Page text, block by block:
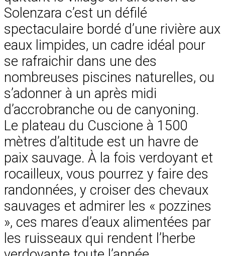
Solenzara c’est un défilé
spectaculaire bordé d’une rivière aux
eaux limpides, un cadre idéal pour
se rafraichir dans une des
nombreuses piscines naturelles, ou
s’adonner à un après midi
d’accrobranche ou de canyoning.
Le plateau du Cuscione à 1500
mètres d’altitude est un havre de
paix sauvage. À la fois verdoyant et
rocailleux, vous pourrez y faire des
randonnées, y croiser des chevaux
sauvages et admirer les « pozzines
», ces mares d’eaux alimentées par
les ruisseaux qui rendent l’herbe